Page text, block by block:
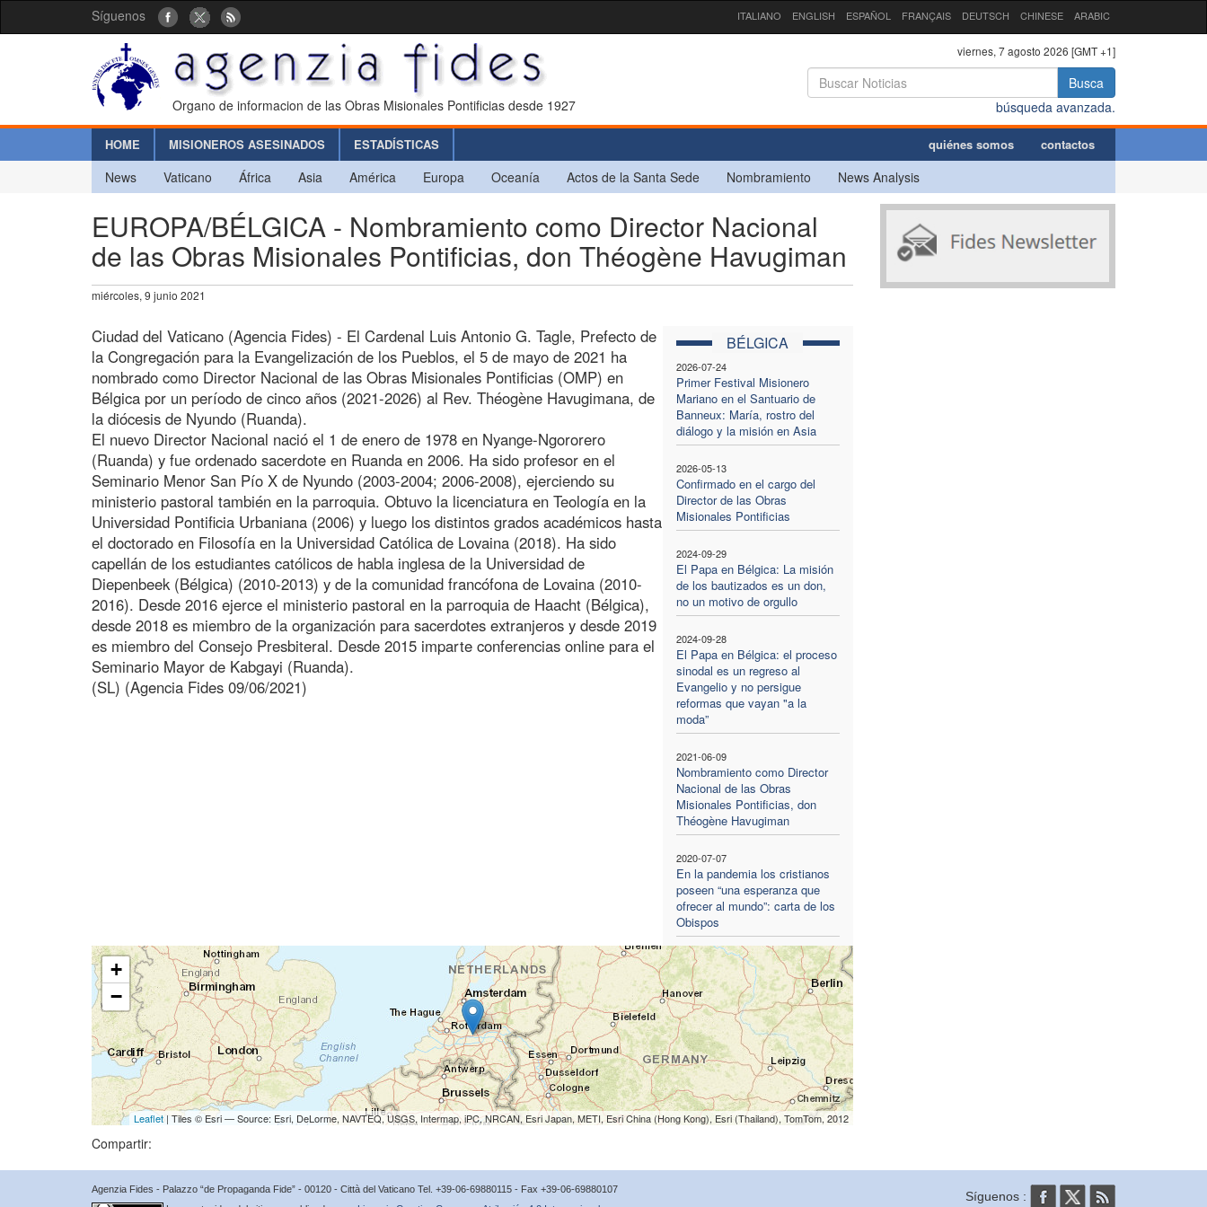
Síguenos ITALIANO ENGLISH ESPAÑOL FRANÇAIS DEUTSCH CHINESE ARABIC
Organo de informacion de las Obras Misionales Pontificias desde 1927
viernes, 7 agosto 2026 [GMT +1]
Busca
búsqueda avanzada.
HOME MISIONEROS ASESINADOS ESTADÍSTICAS quiénes somos contactos
News Vaticano África Asia América Europa Oceanía Actos de la Santa Sede Nombramiento News Analysis
EUROPA/BÉLGICA - Nombramiento como Director Nacional
de las Obras Misionales Pontificias, don Théogène Havugiman
miércoles, 9 junio 2021
BÉLGICA
2026-07-24
Primer Festival Misionero
Mariano en el Santuario de
Banneux: María, rostro del
diálogo y la misión en Asia
2026-05-13
Confirmado en el cargo del
Director de las Obras
Misionales Pontificias
2024-09-29
El Papa en Bélgica: La misión
de los bautizados es un don,
no un motivo de orgullo
2024-09-28
El Papa en Bélgica: el proceso
sinodal es un regreso al
Evangelio y no persigue
reformas que vayan "a la
moda”
2021-06-09
Nombramiento como Director
Nacional de las Obras
Misionales Pontificias, don
Théogène Havugiman
2020-07-07
En la pandemia los cristianos
poseen “una esperanza que
ofrecer al mundo”: carta de los
Obispos
Ciudad del Vaticano (Agencia Fides) - El Cardenal Luis Antonio G. Tagle, Prefecto de
la Congregación para la Evangelización de los Pueblos, el 5 de mayo de 2021 ha
nombrado como Director Nacional de las Obras Misionales Pontificias (OMP) en
Bélgica por un período de cinco años (2021-2026) al Rev. Théogène Havugimana, de
la diócesis de Nyundo (Ruanda).
El nuevo Director Nacional nació el 1 de enero de 1978 en Nyange-Ngororero
(Ruanda) y fue ordenado sacerdote en Ruanda en 2006. Ha sido profesor en el
Seminario Menor San Pío X de Nyundo (2003-2004; 2006-2008), ejerciendo su
ministerio pastoral también en la parroquia. Obtuvo la licenciatura en Teología en la
Universidad Pontificia Urbaniana (2006) y luego los distintos grados académicos hasta
el doctorado en Filosofía en la Universidad Católica de Lovaina (2018). Ha sido
capellán de los estudiantes católicos de habla inglesa de la Universidad de
Diepenbeek (Bélgica) (2010-2013) y de la comunidad francófona de Lovaina (2010-
2016). Desde 2016 ejerce el ministerio pastoral en la parroquia de Haacht (Bélgica),
desde 2018 es miembro de la organización para sacerdotes extranjeros y desde 2019
es miembro del Consejo Presbiteral. Desde 2015 imparte conferencias online para el
Seminario Mayor de Kabgayi (Ruanda).
(SL) (Agencia Fides 09/06/2021)
+
−
Leaflet| Tiles © Esri — Source: Esri, DeLorme, NAVTEQ, USGS, Intermap, iPC, NRCAN, Esri Japan, METI, Esri China (Hong Kong), Esri (Thailand), TomTom, 2012
Compartir:
Agenzia Fides - Palazzo “de Propaganda Fide” - 00120 - Città del Vaticano Tel. +39-06-69880115 - Fax +39-06-69880107
Síguenos :